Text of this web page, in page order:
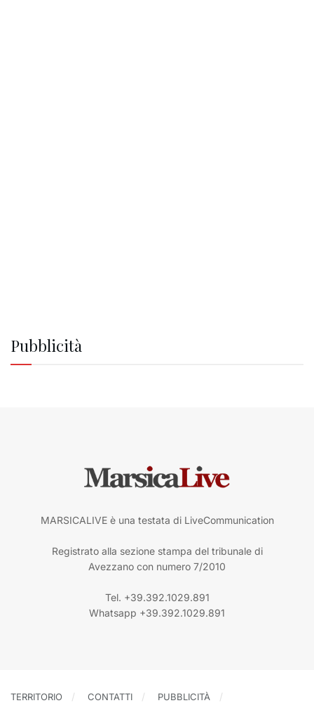
Pubblicità
MARSICALIVE è una testata di LiveCommunication
Registrato alla sezione stampa del tribunale di
Avezzano con numero 7/2010
Tel. +39.392.1029.891
Whatsapp +39.392.1029.891
TERRITORIO CONTATTI PUBBLICITÀ